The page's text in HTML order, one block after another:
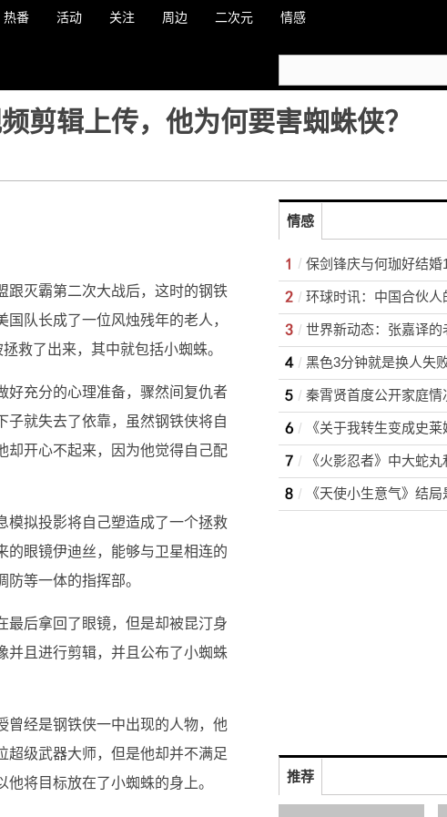
热番 活动 关注 周边 二次元 情感
剪辑上传，他为何要害蜘蛛侠？
跟灭霸第二次大战后，这时的钢铁
队长成了一位风烛残年的老人，
救了出来，其中就包括小蜘蛛。
好充分的心理准备，骤然间复仇者
子就失去了依靠，虽然钢铁侠将自
却开心不起来，因为他觉得自己配
模拟投影将自己塑造成了一个拯救
的眼镜伊迪丝，能够与卫星相连的
等一体的指挥部。
最后拿回了眼镜，但是却被昆汀身
并且进行剪辑，并且公布了小蜘蛛
曾经是钢铁侠一中出现的人物，他
超级武器大师，但是他却并不满足
将目标放在了小蜘蛛的身上。
情感
保剑锋庆与何珈好结婚
世界新动态：张嘉译的
黑色3分钟就是换人失
秦霄贤首度公开家庭情
推荐